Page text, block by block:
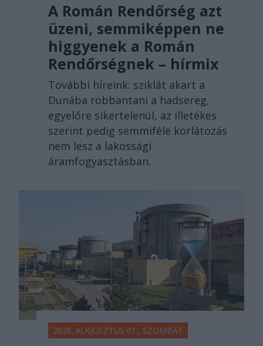
A Román Rendőrség azt
üzeni, semmiképpen ne
higgyenek a Román
Rendőrségnek – hírmix
További híreink: sziklát akart a
Dunába robbantani a hadsereg,
egyelőre sikertelenül, az illetékes
szerint pedig semmiféle korlátozás
nem lesz a lakossági
áramfogyasztásban.
2026. AUGUSZTUS 01., SZOMBAT